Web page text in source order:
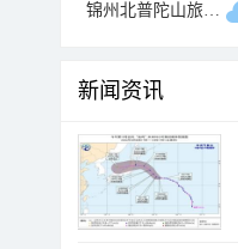
锦州北普陀山旅游区
新闻资讯